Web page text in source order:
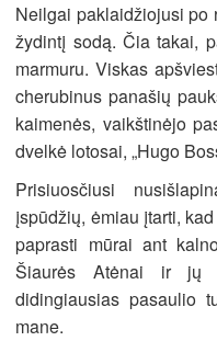
Neilgai paklaidžiojusi po
žydintį sodą. Čia takai,
marmuru. Viskas
cherubinus panašių
kaimenės, vaikštinėjo
dvelkė lotosai, „Hugo
Prisiuosčiusi
įspūdžių, ėmiau įtarti,
paprasti mūrai ant
Šiaurės Atėnai ir jų
didingiausias pasaulio
mane.